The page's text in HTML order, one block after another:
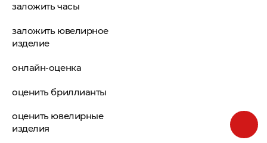
заложить часы
заложить ювелирное
изделие
онлайн-оценка
оценить бриллианты
оценить ювелирные
изделия